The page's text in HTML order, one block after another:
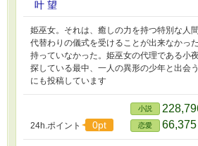
叶 望
姫巫女。それは、癒しの力を持つ特別な人
代替わりの儀式を受けることが出来なかっ
持っていなかった。姫巫女の代理である小
探している最中、一人の異形の少年と出会
にも投稿しています
24h.ポイント 0pt
小説
恋愛 66,375